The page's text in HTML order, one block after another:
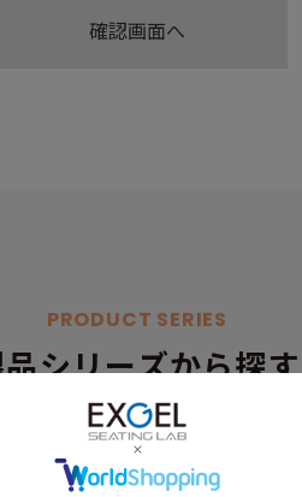
PRODUCT SERIES
シリーズから探す